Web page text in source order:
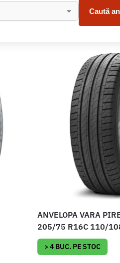
ANVELOPA VARA
205/75 R16C 110/
> 4 BUC. PE STOC